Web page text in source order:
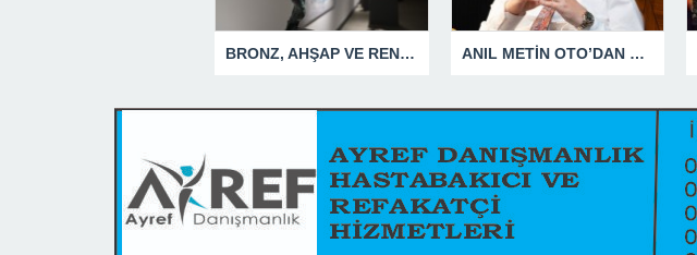
BRONZ, AHŞAP VE RENGİN ESTETİK UYUMU BU SERGİDE ANIL METİN OTO’DAN NET YANIT